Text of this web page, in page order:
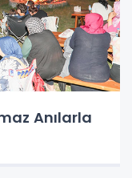
Anılarla